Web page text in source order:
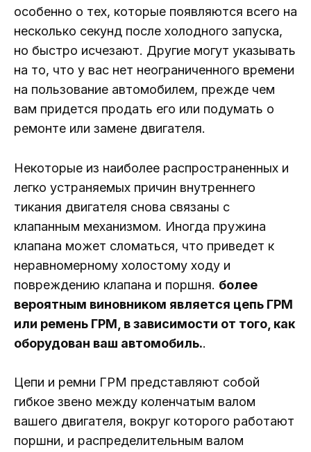
особенно о тех, которые появляются всего на
несколько секунд после холодного запуска,
но быстро исчезают. Другие могут указывать
на то, что у вас нет неограниченного времени
на пользование автомобилем, прежде чем
вам придется продать его или подумать о
ремонте или замене двигателя.
Некоторые из наиболее распространенных и
легко устраняемых причин внутреннего
тикания двигателя снова связаны с
клапанным механизмом. Иногда пружина
клапана может сломаться, что приведет к
неравномерному холостому ходу и
повреждению клапана и поршня. более
вероятным виновником является цепь ГРМ
или ремень ГРМ, в зависимости от того, как
оборудован ваш автомобиль..
Цепи и ремни ГРМ представляют собой
гибкое звено между коленчатым валом
вашего двигателя, вокруг которого работают
поршни, и распределительным валом